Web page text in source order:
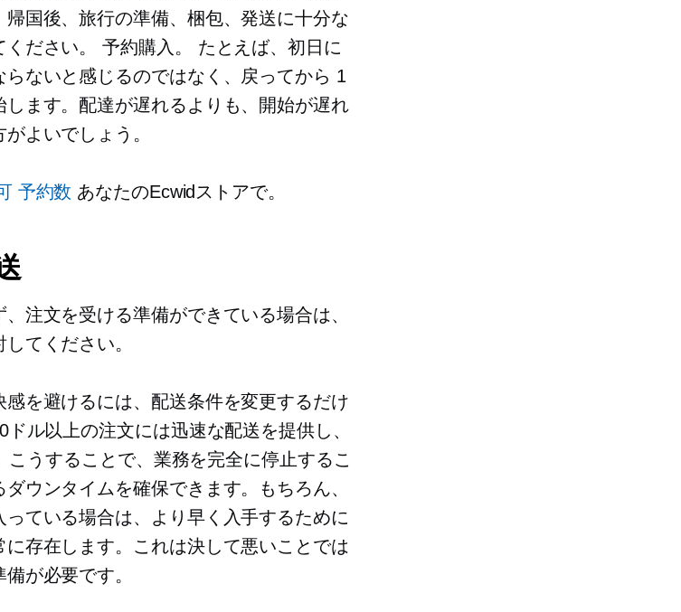
国後、旅行の準備、梱包、発送に十分な
ください。予約購入。
たとえば、初日に
ないと感じるのではなく、戻ってから 1
ます。配達が遅れるよりも、開始が遅れ
よいでしょう。
予約数 あなたのEcwidストアで。
注文を受ける準備ができている場合は、
てください。
を避けるには、配送条件を変更するだけ
ル以上の注文には迅速な配送を提供し、
うすることで、業務を完全に停止するこ
ウンタイムを確保できます。もちろん、
ている場合は、より早く入手するために
存在します。これは決して悪いことでは
が必要です。